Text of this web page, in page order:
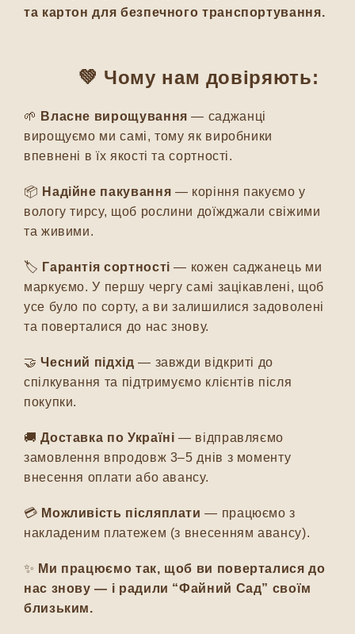
та картон для безпечного транспортування.
💚 Чому нам довіряють:
🌱 Власне вирощування — саджанці
вирощуємо ми самі, тому як виробники
впевнені в їх якості та сортності.
📦 Надійне пакування — коріння пакуємо у
вологу тирсу, щоб рослини доїжджали свіжими
та живими.
🏷️ Гарантія сортності — кожен саджанець ми
маркуємо. У першу чергу самі зацікавлені, щоб
усе було по сорту, а ви залишилися задоволені
та поверталися до нас знову.
🤝Чесний підхід — завжди відкриті до
спілкування та підтримуємо клієнтів після
покупки.
🚚Доставка по Україні — відправляємо
замовлення впродовж 3–5 днів з моменту
внесення оплати або авансу.
💳 Можливість післяплати — працюємо з
накладеним платежем (з внесенням авансу).
✨ Ми працюємо так, щоб ви поверталися до
нас знову — і радили “Файний Сад” своїм
близьким.